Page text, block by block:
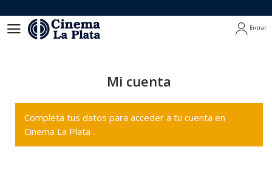
Entrar
Mi cuenta
Completa tus datos para acceder a tu cuenta en
Cinema La Plata .